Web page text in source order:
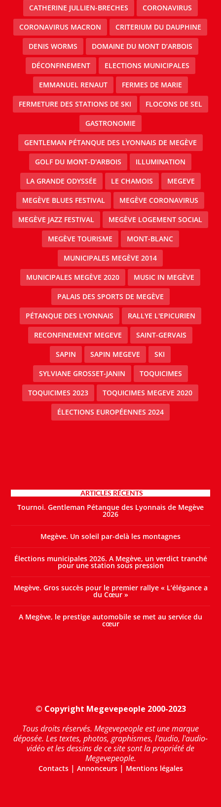
CATHERINE JULLIEN-BRECHES CORONAVIRUS
CORONAVIRUS MACRON CRITERIUM DU DAUPHINE
DENIS WORMS DOMAINE DU MONT D’ARBOIS
DÉCONFINEMENT ELECTIONS MUNICIPALES
EMMANUEL RENAUT FERMES DE MARIE
FERMETURE DES STATIONS DE SKI FLOCONS DE SEL
GASTRONOMIE
GENTLEMAN PÉTANQUE DES LYONNAIS DE MEGÈVE
GOLF DU MONT-D'ARBOIS ILLUMINATION
LA GRANDE ODYSSÉE LE CHAMOIS MEGEVE
MEGÈVE BLUES FESTIVAL MEGÈVE CORONAVIRUS
MEGÈVE JAZZ FESTIVAL MEGÈVE LOGEMENT SOCIAL
MEGÈVE TOURISME MONT-BLANC
MUNICIPALES MEGÈVE 2014
MUNICIPALES MEGÈVE 2020 MUSIC IN MEGÈVE
PALAIS DES SPORTS DE MEGÈVE
PÉTANQUE DES LYONNAIS RALLYE L'EPICURIEN
RECONFINEMENT MEGEVE SAINT-GERVAIS
SAPIN SAPIN MEGEVE SKI
SYLVIANE GROSSET-JANIN TOQUICIMES
TOQUICIMES 2023 TOQUICIMES MEGEVE 2020
ÉLECTIONS EUROPÉENNES 2024
ARTICLES RÉCENTS
Tournoi. Gentleman Pétanque des Lyonnais de Megève
2026
Megève. Un soleil par-delà les montagnes
Élections municipales 2026. A Megève, un verdict tranché
pour une station sous pression
Megève. Gros succès pour le premier rallye « L’élégance a
du Cœur »
A Megève, le prestige automobile se met au service du
cœur
© Copyright Megevepeople 2000-2023
Tous droits réservés. Megevepeople est une marque
déposée. Les textes, photos, graphismes, l'audio, l'audio-
vidéo et les dessins de ce site sont la propriété de
Megevepeople.
Contacts| Annonceurs| Mentions légales